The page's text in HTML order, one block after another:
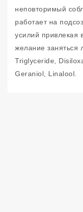
неповторимый
работает на
усилий привлекая
желание
Triglyceride,
Geraniol, Linalool.